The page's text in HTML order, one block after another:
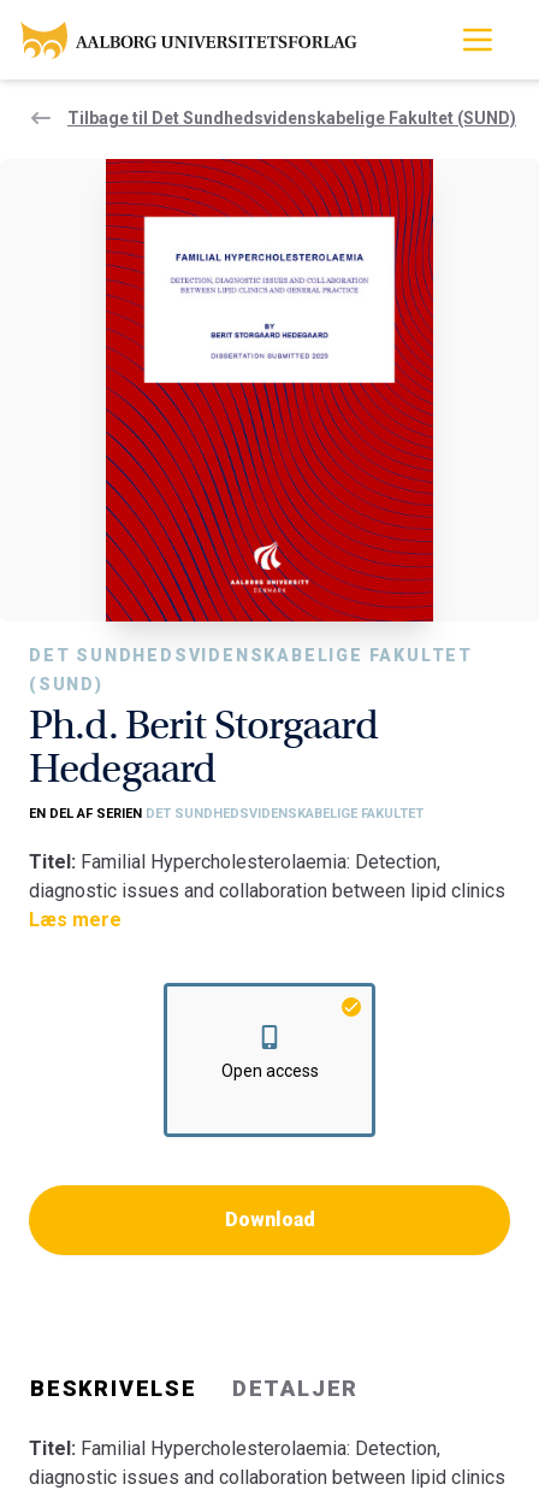
Tilbage til Det Sundhedsvidenskabelige Fakultet (SUND)
DET SUNDHEDSVIDENSKABELIGE FAKULTET
(SUND)
Ph.d. Berit Storgaard
Hedegaard
EN DEL AF SERIEN DET SUNDHEDSVIDENSKABELIGE FAKULTET
Titel: Familial Hypercholesterolaemia: Detection,
diagnostic issues and collaboration between lipid clinics
and general practice
Klinisk Institut
Læs mere
Open access
Download
BESKRIVELSE DETALJER
Titel: Familial Hypercholesterolaemia: Detection,
diagnostic issues and collaboration between lipid clinics